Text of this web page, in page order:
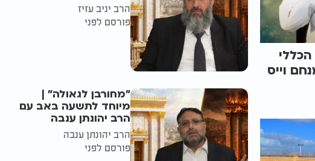
הכללי
וייס
הרב יניב עזיז
פורסם לפני
"מחורבן לגאולה" |
מיוחד לתשעה באב עם
הרב יהונתן ענבה
הרב יהונתן ענבה
פורסם לפני